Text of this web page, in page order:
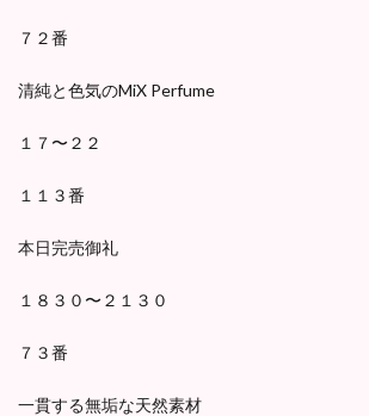
７２番
清純と色気のMiX Perfume
１７〜２２
１１３番
本日完売御礼
１８３０〜２１３０
７３番
一貫する無垢な天然素材